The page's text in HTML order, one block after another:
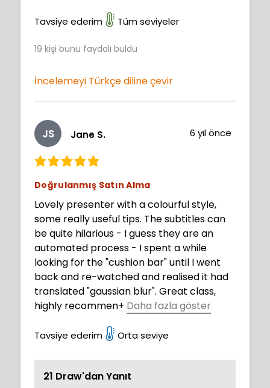
Tavsiye ederim Tüm seviyeler
19 kişi bunu faydalı buldu
İncelemeyi Türkçe diline çevir
JS Jane S. 6 yıl önce
Doğrulanmış Satın Alma
Lovely presenter with a colourful style,
some really useful tips. The subtitles can
be quite hilarious - I guess they are an
automated process - I spent a while
looking for the "cushion bar" until I went
back and re-watched and realised it had
translated "gaussian blur". Great class,
highly recommen+ Daha fazla göster
Tavsiye ederim Orta seviye
21 Draw'dan Yanıt